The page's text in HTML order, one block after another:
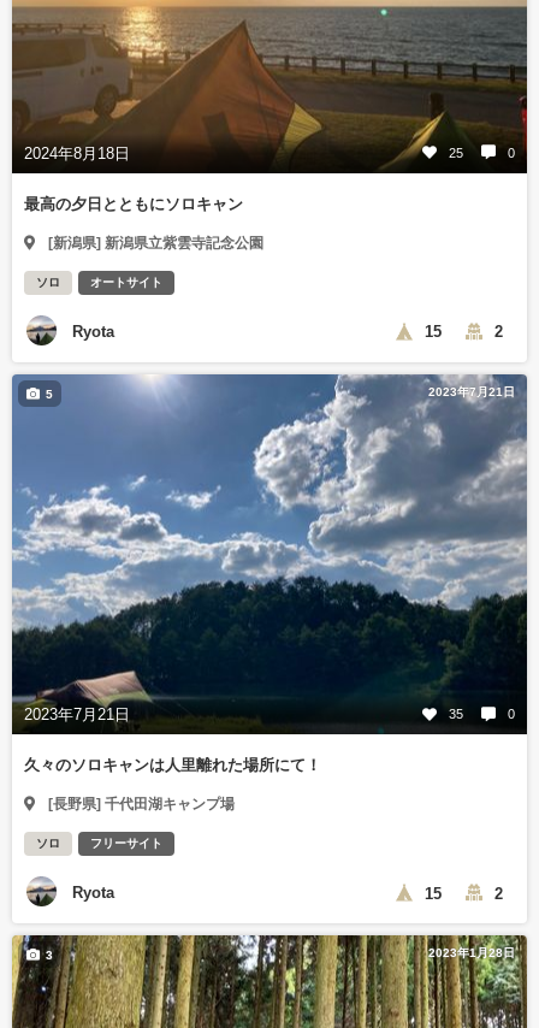
2024年8月18日 25 0
最高の夕日とともにソロキャン
[新潟県] 新潟県立紫雲寺記念公園
ソロ オートサイト
Ryota 15 2
2023年7月21日
2023年7月21日 35 0
5
久々のソロキャンは人里離れた場所にて！
[長野県] 千代田湖キャンプ場
ソロ フリーサイト
Ryota 15 2
2023年1月28日
3